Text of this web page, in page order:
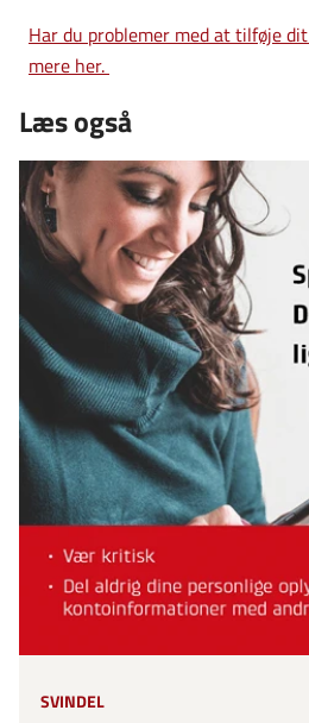
Har du problemer med at tilføje
mere her.
Læs også
SVINDEL